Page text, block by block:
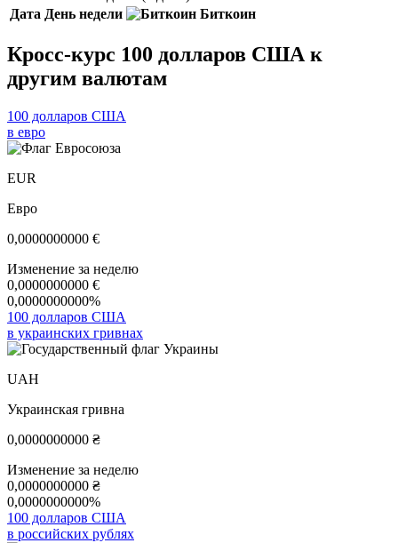
Дата День недели Биткоин
Кросс-курс 100 долларов США к
другим валютам
100 долларов США
в евро
EUR
Евро
0,0000000000 €
Изменение за неделю
0,0000000000 €
0,0000000000%
100 долларов США
в украинских гривнах
UAH
Украинская гривна
0,0000000000 ₴
Изменение за неделю
0,0000000000 ₴
0,0000000000%
100 долларов США
в российских рублях